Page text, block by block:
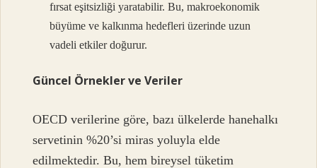
fırsat eşitsizliği yaratabilir. Bu, makroekonomik
büyüme ve kalkınma hedefleri üzerinde uzun
vadeli etkiler doğurur.
Güncel Örnekler ve Veriler
OECD verilerine göre, bazı ülkelerde hanehalkı
servetinin %20’si miras yoluyla elde
edilmektedir. Bu, hem bireysel tüketim